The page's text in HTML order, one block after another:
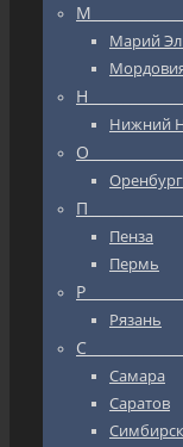
Марий
Нижний
Оренбург
Пенза
Пермь
Рязань
Самара
Саратов
Симбирск